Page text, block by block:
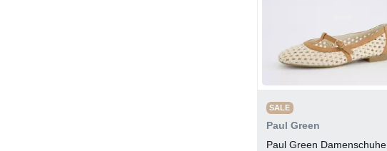
SALE
Paul Green
Paul Green Damenschuhe